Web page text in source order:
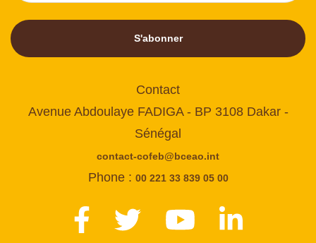
S'abonner
Contact
Avenue Abdoulaye FADIGA - BP 3108 Dakar -
Sénégal
contact-cofeb@bceao.int
Phone : 00 221 33 839 05 00